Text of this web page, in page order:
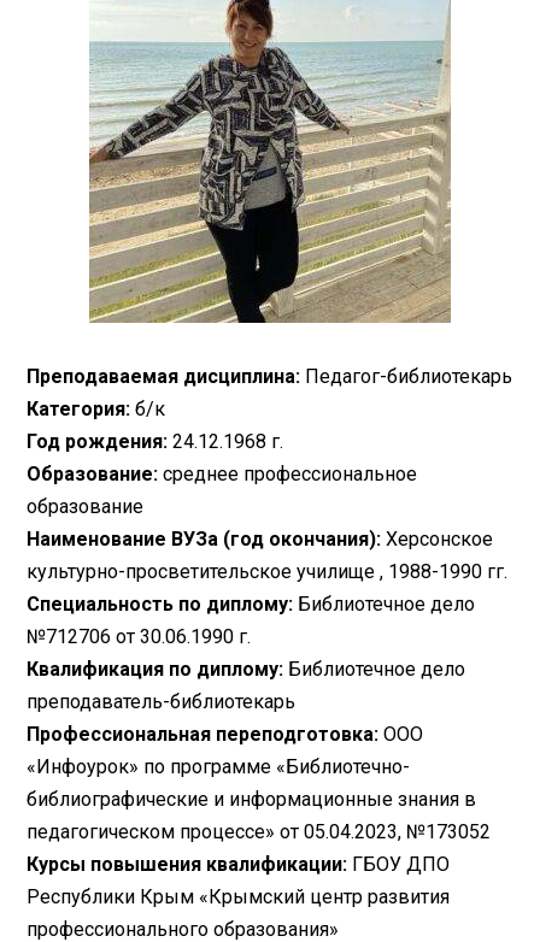
Преподаваемая дисциплина: Педагог-библиотекарь
Категория: б/к
Год рождения:24.12.1968 г.
Образование:среднее профессиональное
образование
Наименование ВУЗа (год окончания):Херсонское
культурно-просветительское училище , 1988-1990 гг.
Специальность по диплому: Библиотечное дело
№712706 от 30.06.1990 г.
Квалификация по диплому: Библиотечное дело
преподаватель-библиотекарь
Профессиональная переподготовка:ООО
«Инфоурок» по программе «Библиотечно-
библиографические и информационные знания в
педагогическом процессе» от 05.04.2023, №173052
Курсы повышения квалификации: ГБОУ ДПО
Республики Крым «Крымский центр развития
профессионального образования»